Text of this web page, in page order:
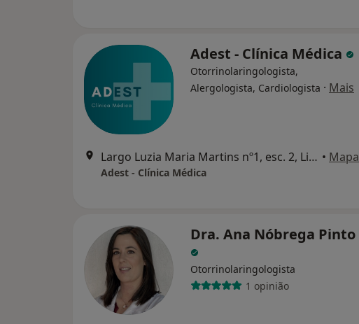
Adest - Clínica Médica
Otorrinolaringologista,
Alergologista, Cardiologista · Mais
Largo Luzia Maria Martins nº1, esc. 2, Lisboa • Mapa
Adest - Clínica Médica
Dra. Ana Nóbrega Pinto
Otorrinolaringologista
1 opinião